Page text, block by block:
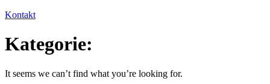
Kontakt
Kategorie:
It seems we can’t find what you’re looking for.